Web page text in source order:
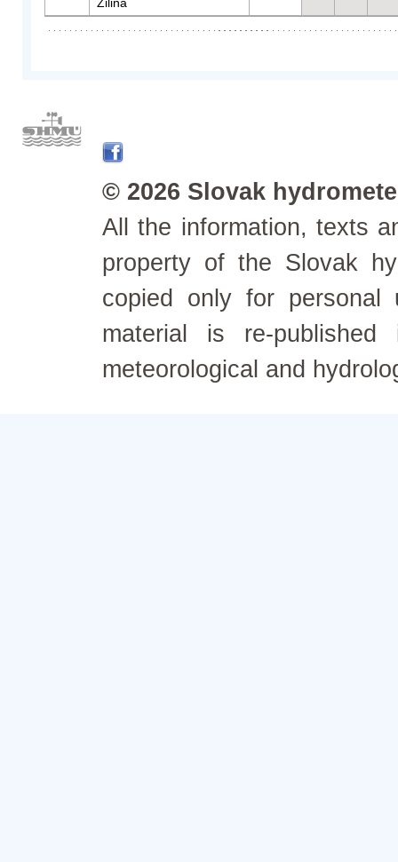
© 2026 Slovak
All the information, texts
property of the Slovak
copied only for personal
material is re-
meteorological and